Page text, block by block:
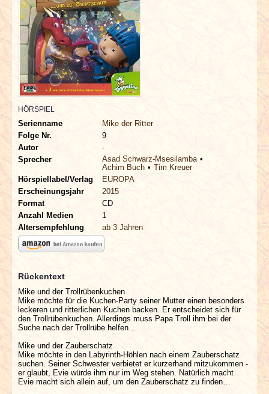
VERLOSUNGEN
INTERVIEWS
SPECIALS
REDAKTION
LINKS
HÖRSPIEL
Serienname
Mike der Ritter
Folge Nr.
9
Autor
-
Sprecher
Asad Schwarz-Msesilamba
Achim Buch
Tim Kreuer
Hörspiellabel/Verlag
EUROPA
Erscheinungsjahr
2015
Format
CD
Anzahl Medien
1
Altersempfehlung
ab 3 Jahren
Rückentext
Mike und der Trollrübenkuchen
Mike möchte für die Kuchen-Party seiner Mutter einen besonders
leckeren und ritterlichen Kuchen backen. Er entscheidet sich für
den Trollrübenkuchen. Allerdings muss Papa Troll ihm bei der
Suche nach der Trollrübe helfen…
Mike und der Zauberschatz
Mike möchte in den Labyrinth-Höhlen nach einem Zauberschatz
suchen. Seiner Schwester verbietet er kurzerhand mitzukommen -
er glaubt, Evie würde ihm nur im Weg stehen. Natürlich macht
Evie macht sich allein auf, um den Zauberschatz zu finden…